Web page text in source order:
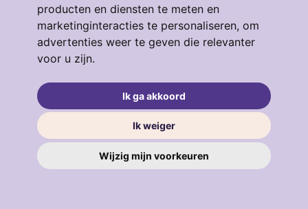
producten en diensten te meten en
marketinginteracties te personaliseren, om
advertenties weer te geven die relevanter
voor u zijn.
Ik ga akkoord
Ik weiger
Wijzig mijn voorkeuren
€ 319.000